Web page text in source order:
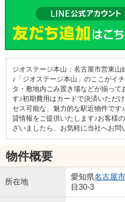
ジオステージ本山：名古屋市営東山
♪「ジオステージ本山」のここがイ
タ・敷地内ごみ置き場などが揃って
す♪初期費用はカードで決済いただ
セス可能な、魅力的な駅近物件です
貸情報をご提供いたします♪お客様
ざいましたら、お気軽に当社へお問
物件概要
所在地
愛知県名古屋
目30-3